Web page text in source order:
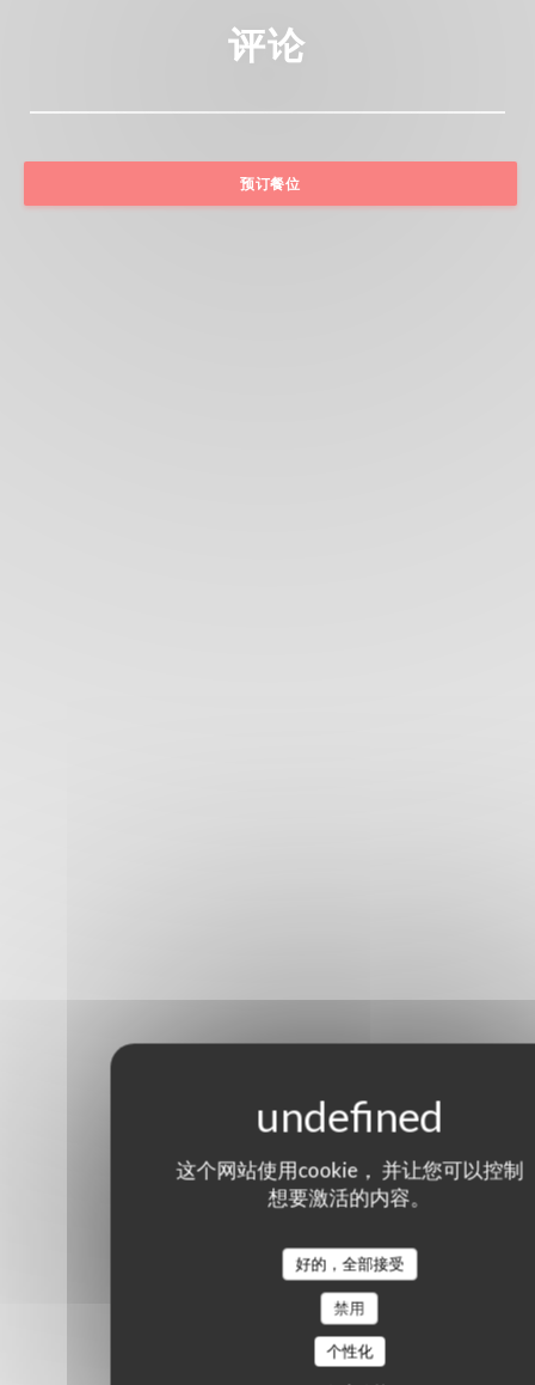
这个网站使用cookie， 并让您可以控制
想要激活的内容。
好的，全部接受
禁用
个性化
评论
预订餐位